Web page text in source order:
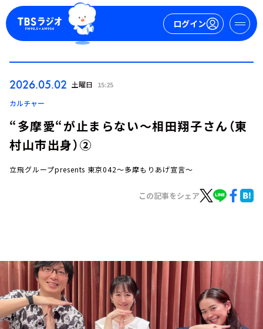
ログイン
お知らせ
イベント・グッズ
YouTube
会社情報
2026.05.02 土曜日 15:25
カルチャー
“多摩愛“が止まらない～相田翔子さん（東
村山市出身）②
立飛グループpresents 東京042～多摩もりあげ宣言～
この記事をシェア